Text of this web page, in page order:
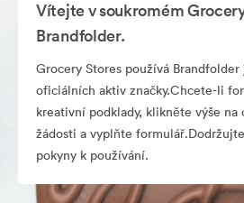
Vítejte v soukromém
Brandfolder.
Grocery Stores používá Brandfolder
oficiálních aktiv značky.Chcete-li
kreativní podklady, klikněte výše na
žádosti a vyplňte
pokyny k používání.